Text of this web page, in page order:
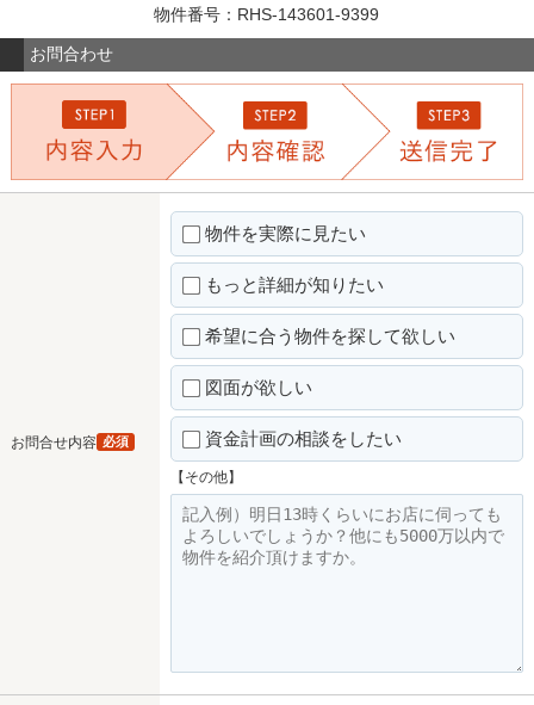
物件番号：RHS-143601-9399
お問合わせ
お問合せ内容 必須
物件を実際に見たい
もっと詳細が知りたい
希望に合う物件を探して欲しい
図面が欲しい
資金計画の相談をしたい
【その他】